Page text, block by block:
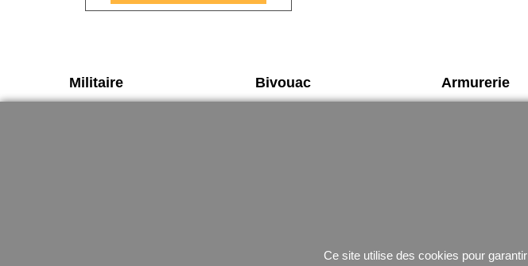
Militaire Bivouac Armurerie
Ce site utilise des cookies pour